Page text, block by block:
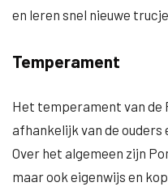
en leren snel nieuwe
Temperament
Het temperament van de
afhankelijk van de ouders
Over het algemeen zijn
maar ook eigenwijs en